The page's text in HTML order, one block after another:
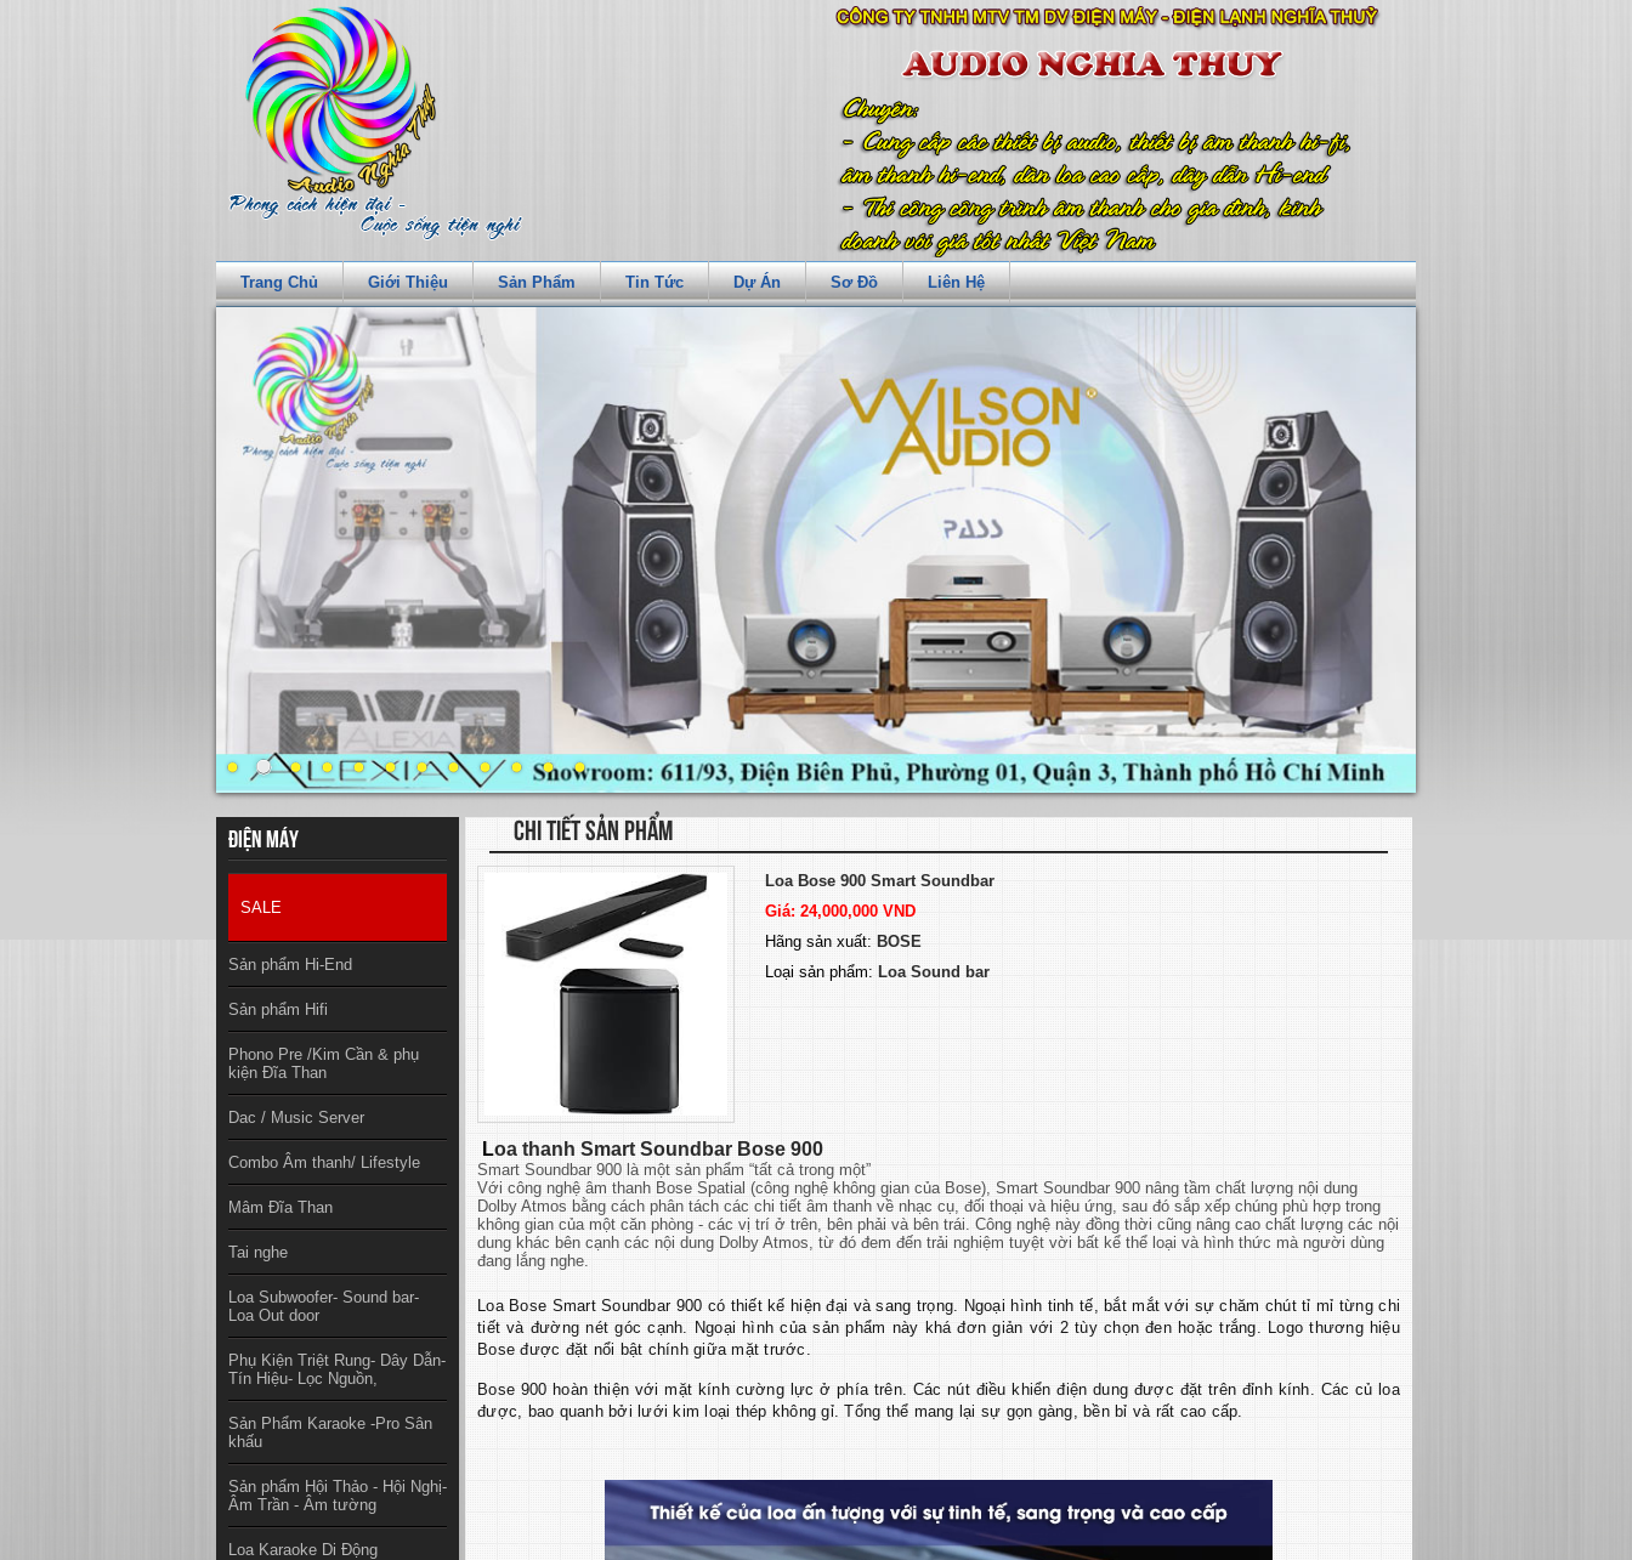
Trang Chủ Giới Thiệu Sản Phẩm Tin Tức Dự Án Sơ Đồ Liên Hệ
Điện máy
SALE
Sản phẩm Hi-End
Sản phẩm Hifi
Phono Pre /Kim Cần & phụ
kiện Đĩa Than
Dac / Music Server
Combo Âm thanh/ Lifestyle
Mâm Đĩa Than
Tai nghe
Loa Subwoofer- Sound bar-
Loa Out door
Phụ Kiện Triệt Rung- Dây Dẫn-
Tín Hiệu- Lọc Nguồn,
Sản Phẩm Karaoke -Pro Sân
khấu
Sản phẩm Hội Thảo - Hội Nghị-
Âm Trần - Âm tường
Loa Karaoke Di Động
CHI TIẾT SẢN PHẨM
Loa Bose 900 Smart Soundbar
Giá: 24,000,000 VND
Hãng sản xuất: BOSE
Loại sản phẩm: Loa Sound bar
Loa thanh Smart Soundbar Bose 900
Smart Soundbar 900 là một sản phẩm “tất cả trong một”
Với công nghệ âm thanh Bose Spatial (công nghệ không gian của Bose), Smart Soundbar 900 nâng tầm chất lượng nội dung
Dolby Atmos bằng cách phân tách các chi tiết âm thanh về nhạc cụ, đối thoại và hiệu ứng, sau đó sắp xếp chúng phù hợp trong
không gian của một căn phòng - các vị trí ở trên, bên phải và bên trái. Công nghệ này đồng thời cũng nâng cao chất lượng các nội
dung khác bên cạnh các nội dung Dolby Atmos, từ đó đem đến trải nghiệm tuyệt vời bất kể thể loại và hình thức mà người dùng
đang lắng nghe.
Loa Bose Smart Soundbar 900 có thiết kế hiện đại và sang trọng. Ngoại hình tinh tế, bắt mắt với sự chăm chút tỉ mỉ từng chi
tiết và đường nét góc cạnh. Ngoại hình của sản phẩm này khá đơn giản với 2 tùy chọn đen hoặc trắng. Logo thương hiệu
Bose được đặt nổi bật chính giữa mặt trước.
Bose 900 hoàn thiện với mặt kính cường lực ở phía trên. Các nút điều khiển điện dung được đặt trên đỉnh kính. Các củ loa
được, bao quanh bởi lưới kim loại thép không gỉ. Tổng thể mang lại sự gọn gàng, bền bỉ và rất cao cấp.